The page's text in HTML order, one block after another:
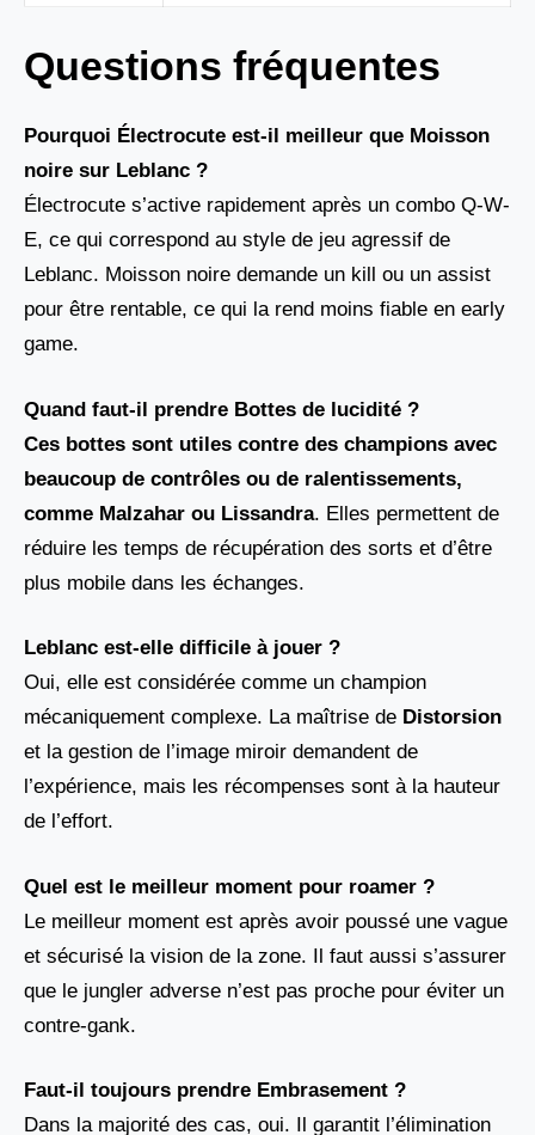
Questions fréquentes
Pourquoi Électrocute est-il meilleur que Moisson
noire sur Leblanc ?
Électrocute s’active rapidement après un combo Q-W-
E, ce qui correspond au style de jeu agressif de
Leblanc. Moisson noire demande un kill ou un assist
pour être rentable, ce qui la rend moins fiable en early
game.
Quand faut-il prendre Bottes de lucidité ?
Ces bottes sont utiles contre des champions avec
beaucoup de contrôles ou de ralentissements,
comme Malzahar ou Lissandra. Elles permettent de
réduire les temps de récupération des sorts et d’être
plus mobile dans les échanges.
Leblanc est-elle difficile à jouer ?
Oui, elle est considérée comme un champion
mécaniquement complexe. La maîtrise de Distorsion
et la gestion de l’image miroir demandent de
l’expérience, mais les récompenses sont à la hauteur
de l’effort.
Quel est le meilleur moment pour roamer ?
Le meilleur moment est après avoir poussé une vague
et sécurisé la vision de la zone. Il faut aussi s’assurer
que le jungler adverse n’est pas proche pour éviter un
contre-gank.
Faut-il toujours prendre Embrasement ?
Dans la majorité des cas, oui. Il garantit l’élimination